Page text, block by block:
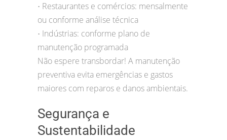
• Restaurantes e comércios: mensalmente
ou conforme análise técnica
• Indústrias: conforme plano de
manutenção programada
Não espere transbordar! A manutenção
preventiva evita emergências e gastos
maiores com reparos e danos ambientais.
Segurança e
Sustentabilidade